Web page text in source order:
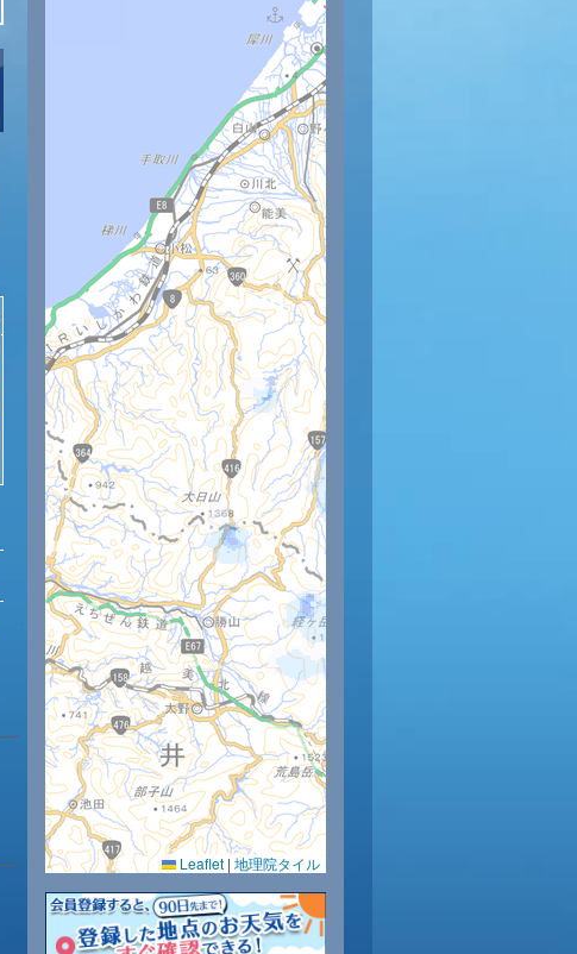
10時 11時 12時 13時 14時
30 30 31 30
66 66 61 66
Leaflet | 地理院タイル